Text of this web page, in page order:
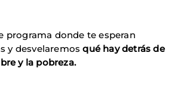
programa donde te esperan
y desvelaremosqué hay detrás de
y la pobreza.